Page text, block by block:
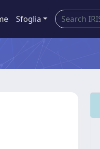
Sfoglia